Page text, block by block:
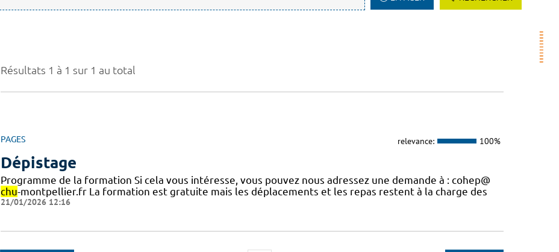
Résultats 1 à 1 sur 1 au total
PAGES relevance: 100%
Dépistage
Programme de la formation Si cela vous intéresse, vous pouvez nous adressez une demande à : cohep@
chu-montpellier.fr La formation est gratuite mais les déplacements et les repas restent à la charge des
21/01/2026 12:16